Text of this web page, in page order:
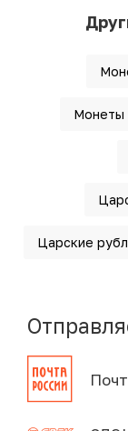
Монеты
Царские